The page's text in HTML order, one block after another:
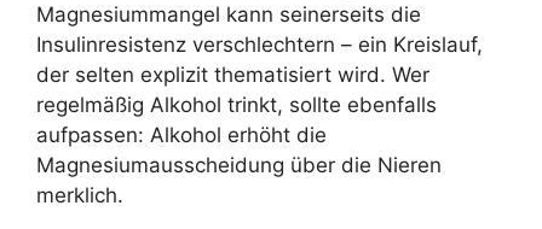
Magnesiummangel kann seinerseits die
Insulinresistenz verschlechtern – ein Kreislauf,
der selten explizit thematisiert wird. Wer
regelmäßig Alkohol trinkt, sollte ebenfalls
aufpassen: Alkohol erhöht die
Magnesiumausscheidung über die Nieren
merklich.